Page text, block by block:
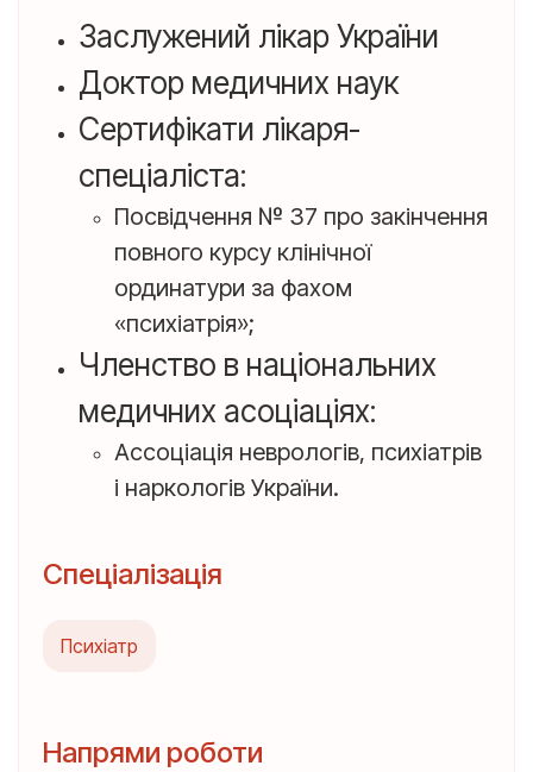
Заслужений лікар України
Доктор медичних наук
Сертифікати лікаря-
спеціаліста:
Посвідчення № 37 про закінчення
повного курсу клінічної
ординатури за фахом
«психіатрія»;
Членство в національних
медичних асоціаціях:
Ассоціація неврологів, психіатрів
і наркологів України.
Спеціалізація
Психіатр
Напрями роботи